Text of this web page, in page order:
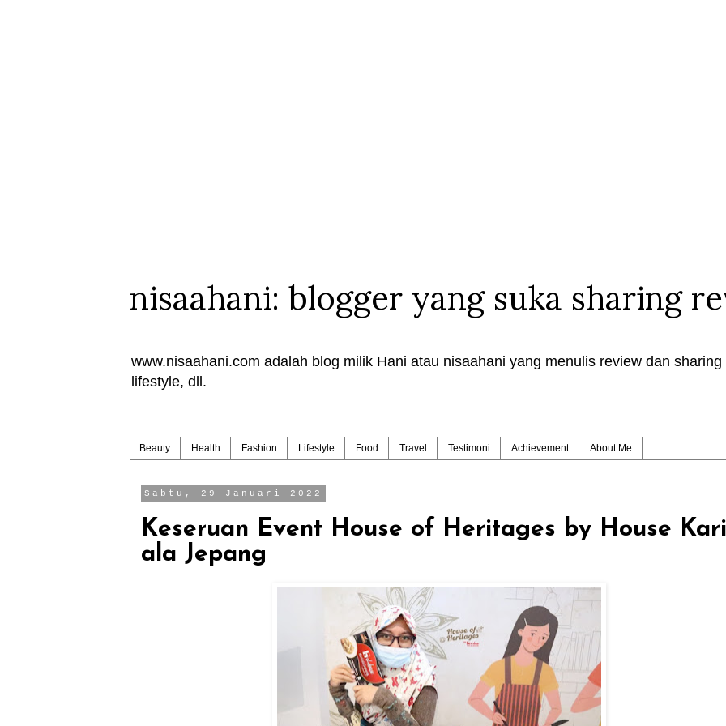
nisaahani: blogger yang suka sharing
www.nisaahani.com adalah blog milik Hani atau nisaahani yang menulis review dan
lifestyle, dll.
Beauty Health Fashion Lifestyle Food Travel Testimoni Achievement About Me
Sabtu, 29 Januari 2022
Keseruan Event House of Heritages by House Kari
ala Jepang